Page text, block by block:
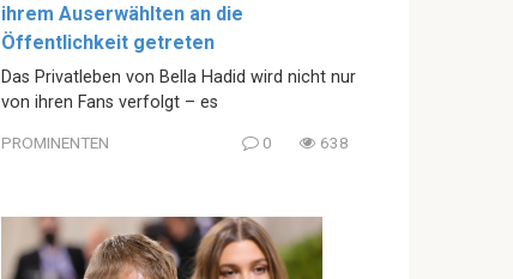
ihrem Auserwählten an die
Öffentlichkeit getreten
Das Privatleben von Bella Hadid wird nicht nur
von ihren Fans verfolgt – es
PROMINENTEN 0 638